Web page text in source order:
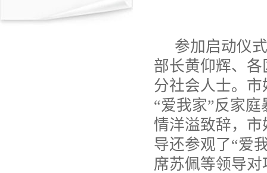
参加启动仪式
部长黄仰辉、
分社会人士。
“爱我家”反家
情洋溢致辞，
导还参观了“爱
席苏佩等领导